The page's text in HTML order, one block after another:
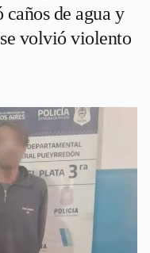
de agua y
volvió violento